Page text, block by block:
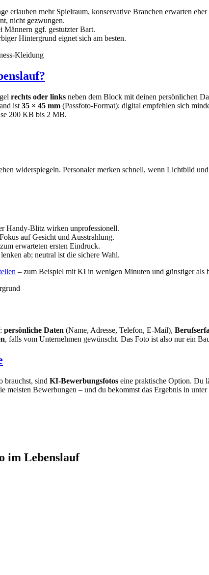
erlauben mehr Spielraum, konservative Branchen erwarten
nicht gezwungen.
Männern ggf. gestutzter Bart.
Hintergrund eignet sich am besten.
Kleidung
rechts oder links neben dem Block mit deinen persönlichen
ist 35 × 45 mm (Passfoto-Format); digital empfehlen sich
200 KB bis 2 MB.
widerspiegeln. Personaler merken schnell, wenn Lichtbild
Handy-Blitz wirken unprofessionell.
auf Gesicht und Ausstrahlung.
erwarteten ersten Eindruck.
ab; neutral ist die sichere Wahl.
– zum Beispiel mit KI in wenigen Minuten und günstiger als
persönliche Daten (Name, Adresse, Telefon, E-Mail),
, falls vom Unternehmen gewünscht. Das Foto ist also nur ein
brauchst, sind KI-Bewerbungsfotos eine praktische Option. Du
Bewerbungen – und du bekommst das Ergebnis in
im Lebenslauf